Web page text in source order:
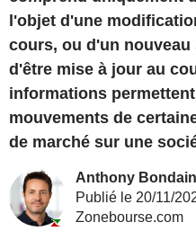
l'objet d'une
cours, ou d'un
d'être mise à jour au
informations
mouvements de
de marché sur une
Anthony Bondain
Publié le 20/11/
Zonebourse.com